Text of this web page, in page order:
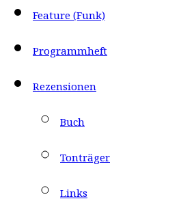
Feature (Funk)
Programmheft
Rezensionen
Buch
Tonträger
Links